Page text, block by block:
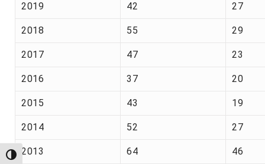
Alternar alto contraste
2019 42 27
2018 55 29
2017 47 23
2016 37 20
2015 43 19
2014 52 27
2013 64 46